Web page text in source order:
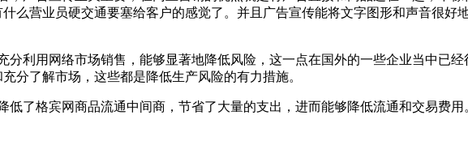
么营业员硬交通要塞给客户的感觉了。并且广告宣传能将文字图形和声音很好
分利用网络市场销售，能够显著地降低风险，这一点在国外的一些企业当中已
分了解市场，这些都是降低生产风险的有力措施。
低了格宾网商品流通中间商，节省了大量的支出，进而能够降低流通和交易费